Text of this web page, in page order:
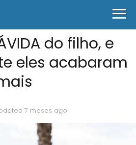
do filho, e
eles acabaram
7 meses ago